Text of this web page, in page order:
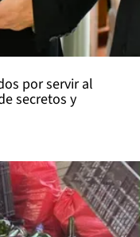
por servir al
secretos y